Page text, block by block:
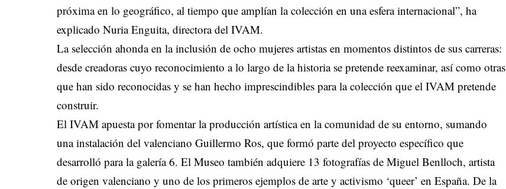
próxima en lo geográfico, al tiempo que amplían la colección en una esfera internacional”, ha
explicado Nuria Enguita, directora del IVAM.
La selección ahonda en la inclusión de ocho mujeres artistas en momentos distintos de sus carreras:
desde creadoras cuyo reconocimiento a lo largo de la historia se pretende reexaminar, así como otras
que han sido reconocidas y se han hecho imprescindibles para la colección que el IVAM pretende
construir.
El IVAM apuesta por fomentar la producción artística en la comunidad de su entorno, sumando
una instalación del valenciano Guillermo Ros, que formó parte del proyecto específico que
desarrolló para la galería 6. El Museo también adquiere 13 fotografías de Miguel Benlloch, artista
de origen valenciano y uno de los primeros ejemplos de arte y activismo ‘queer’ en España. De la